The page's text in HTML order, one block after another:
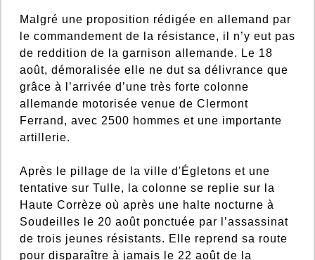
Malgré une proposition rédigée en allemand par
le commandement de la résistance, il n’y eut pas
de reddition de la garnison allemande. Le 18
août, démoralisée elle ne dut sa délivrance que
grâce à l’arrivée d’une très forte colonne
allemande motorisée venue de Clermont
Ferrand, avec 2500 hommes et une importante
artillerie.
Après le pillage de la ville d'Égletons et une
tentative sur Tulle, la colonne se replie sur la
Haute Corrèze où après une halte nocturne à
Soudeilles le 20 août ponctuée par l’assassinat
de trois jeunes résistants. Elle reprend sa route
pour disparaître à jamais le 22 août de la